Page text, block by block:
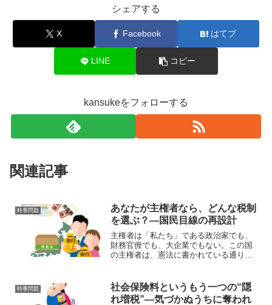
シェアする
X Facebook はてブ
LINE コピー
kansukeをフォローする
関連記事
時事問題
あなたが主権者なら、どんな税制
を選ぶ？—国民目線の再設計
主権者は「私たち」である政治家でも、
財務官僚でも、大企業でもない。この国
の主権者は、憲法に書かれている通り、
無関心でいたり、「誰かが決めたこと」
として受け身で受け入れて...
時事問題
社会保険料というもう一つの“隠
れ増税”—気づかぬうちに奪われ